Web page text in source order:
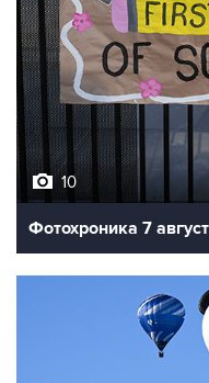
10
Фотохроника 7 августа